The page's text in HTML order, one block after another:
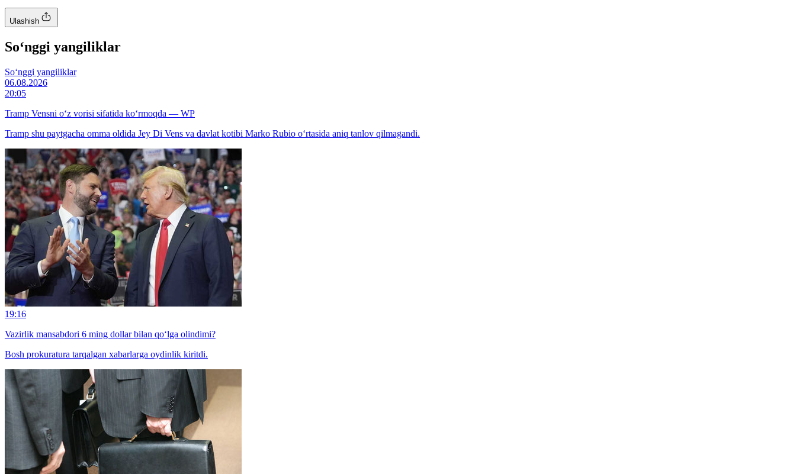
Ulashish
So‘nggi yangiliklar
So‘nggi yangiliklar
06.08.2026
20:05
Tramp Vensni o‘z vorisi sifatida ko‘rmoqda — WP
Tramp shu paytgacha omma oldida Jey Di Vens va davlat kotibi Marko Rubio o‘rtasida aniq tanlov qilmagandi.
19:16
Vazirlik mansabdori 6 ming dollar bilan qo‘lga olindimi?
Bosh prokuratura tarqalgan xabarlarga oydinlik kiritdi.